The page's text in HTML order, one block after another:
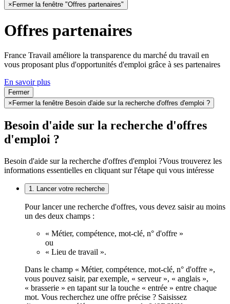
× Fermer la fenêtre "Offres partenaires"
Offres partenaires
France Travail améliore la transparence du marché du travail en
vous proposant plus d'opportunités d'emploi grâce à ses partenaires
En savoir plus
Fermer
× Fermer la fenêtre Besoin d'aide sur la recherche d'offres d'emploi ?
Besoin d'aide sur la recherche d'offres
d'emploi ?
Besoin d'aide sur la recherche d'offres d'emploi ?Vous trouverez les
informations essentielles en cliquant sur l'étape qui vous intéresse
1. Lancer votre recherche
Pour lancer une recherche d'offres, vous devez saisir au moins
un des deux champs :
« Métier, compétence, mot-clé, n° d'offre »
ou
« Lieu de travail ».
Dans le champ « Métier, compétence, mot-clé, n° d'offre »,
vous pouvez saisir, par exemple, « serveur », « anglais »,
« brasserie » en tapant sur la touche « entrée » entre chaque
mot. Vous recherchez une offre précise ? Saisissez